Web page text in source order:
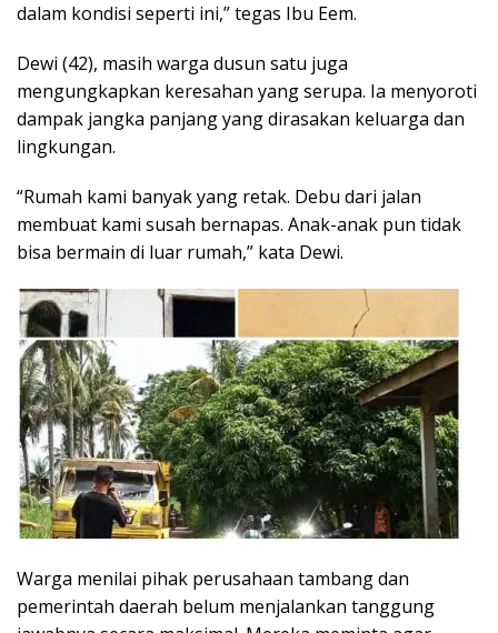
dalam kondisi seperti ini,” tegas Ibu Eem.
Dewi (42), masih warga dusun satu juga
mengungkapkan keresahan yang serupa. Ia menyoroti
dampak jangka panjang yang dirasakan keluarga dan
lingkungan.
“Rumah kami banyak yang retak. Debu dari jalan
membuat kami susah bernapas. Anak-anak pun tidak
bisa bermain di luar rumah,” kata Dewi.
Warga menilai pihak perusahaan tambang dan
pemerintah daerah belum menjalankan tanggung